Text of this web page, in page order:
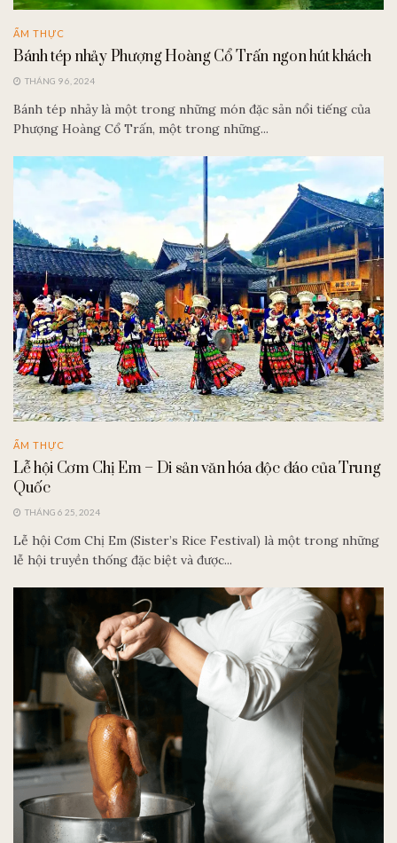
ẨM THỰC
Bánh tép nhảy Phượng Hoàng Cổ Trấn ngon hút khách
THÁNG 9 6, 2024
Bánh tép nhảy là một trong những món đặc sản nổi tiếng của
Phượng Hoàng Cổ Trấn, một trong những...
ẨM THỰC
Lễ hội Cơm Chị Em – Di sản văn hóa độc đáo của Trung
Quốc
THÁNG 6 25, 2024
Lễ hội Cơm Chị Em (Sister’s Rice Festival) là một trong những
lễ hội truyền thống đặc biệt và được...